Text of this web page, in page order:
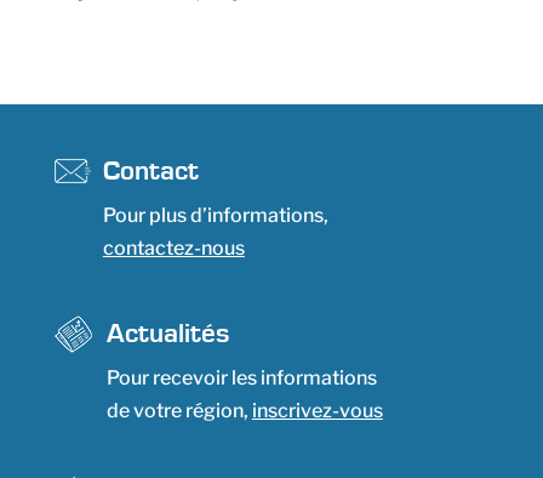
Contact
Pour plus d’informations,
contactez-nous
Actualités
Pour recevoir les informations
de votre région, inscrivez-vous